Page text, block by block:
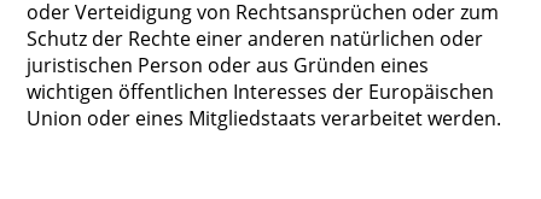
oder Verteidigung von Rechtsansprüchen oder zum
Schutz der Rechte einer anderen natürlichen oder
juristischen Person oder aus Gründen eines
wichtigen öffentlichen Interesses der Europäischen
Union oder eines Mitgliedstaats verarbeitet werden.